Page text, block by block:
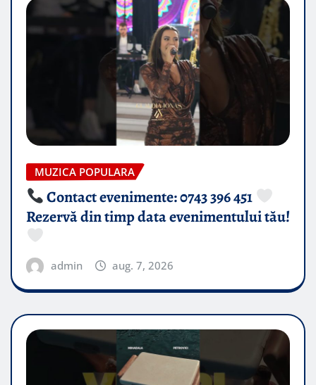
MUZICA POPULARA
Contact evenimente: 0743 396 451
Rezervă din timp data evenimentului tău!
admin aug. 7, 2026